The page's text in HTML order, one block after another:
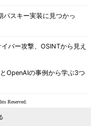
スキー実装に見つかっ
バー攻撃、OSINTから見え
OpenAIの事例から学ぶ3つ
Reserved.